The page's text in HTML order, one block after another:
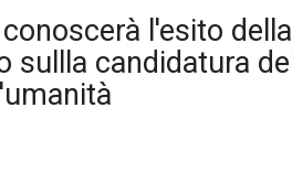
l'esito
sullla candidatura